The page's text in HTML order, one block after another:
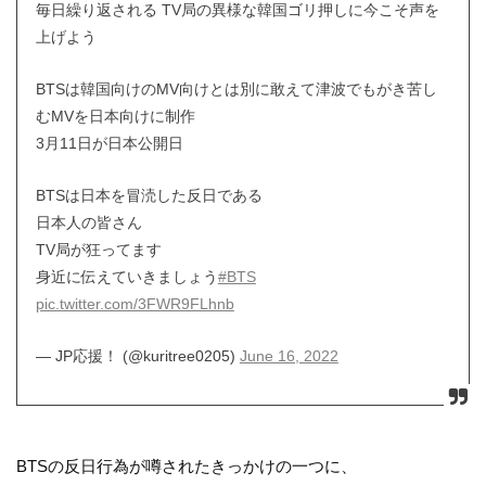
毎日繰り返される TV局の異様な韓国ゴリ押しに今こそ声を
上げよう
BTSは韓国向けのMV向けとは別に敢えて津波でもがき苦し
むMVを日本向けに制作
3月11日が日本公開日
BTSは日本を冒涜した反日である
日本人の皆さん
TV局が狂ってます
身近に伝えていきましょう#BTS
pic.twitter.com/3FWR9FLhnb
— JP応援！ (@kuritree0205) June 16, 2022
BTSの反日行為が噂されたきっかけの一つに、